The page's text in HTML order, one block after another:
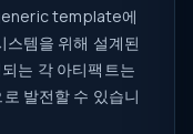
template에
템을 위해 설계된
는 각 아티팩트는
발전할 수 있습니